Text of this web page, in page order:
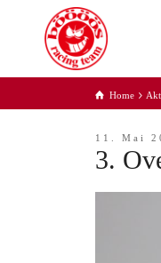
Home
11. Mai
3.